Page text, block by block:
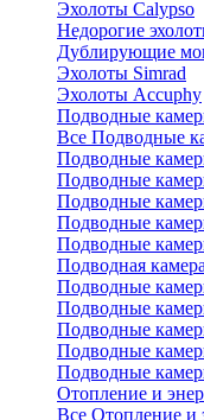
Эхолоты Calypso
Недорогие
Дублирующие
Эхолоты Simrad
Эхолоты Accuphy
Подводные
Все Подводные
Подводные
Подводные
Подводные
Подводные
Подводные
Подводная
Подводные
Подводные
Подводные
Подводные
Подводные
Отопление и
Все Отопление и